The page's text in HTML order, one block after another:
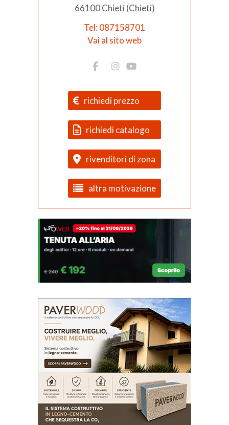
66100 Chieti (Chieti)
Tel: 087158701
Vai al sito web
richiedi prezzo
richiedi catalogo
rivenditori di zona
altra motivazione